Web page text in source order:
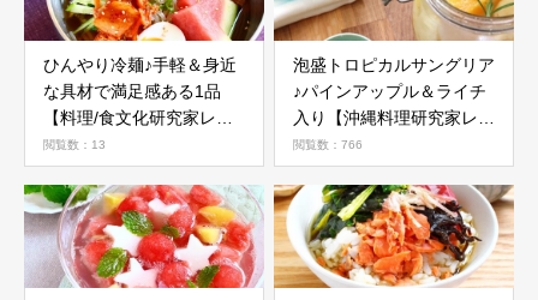
ひんやり冷麺♪手軽＆身近
な具材で満足感ある1品
【料理/食文化研究家レシ
ピ】
閲覧数：13
泡盛トロピカルサングリア
♪パインアップル＆ライチ
入り【沖縄料理研究家レシ
ピ】
閲覧数：766